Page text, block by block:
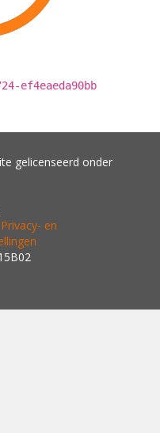
ef4eaeda90bb
gelicenseerd onder
Privacy- en